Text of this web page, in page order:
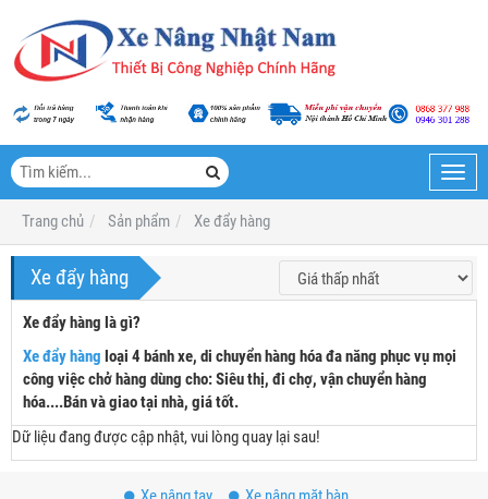
Trang chủ
Sản phẩm Xe đẩy hàng
Xe đẩy hàng
Xe đẩy hàng là gì?
Xe đẩy hàng loại 4 bánh xe, di chuyển hàng hóa đa năng phục vụ mọi
công việc chở hàng dùng cho: Siêu thị, đi chợ, vận chuyển hàng
hóa....Bán và giao tại nhà, giá tốt.
Dữ liệu đang được cập nhật, vui lòng quay lại sau!